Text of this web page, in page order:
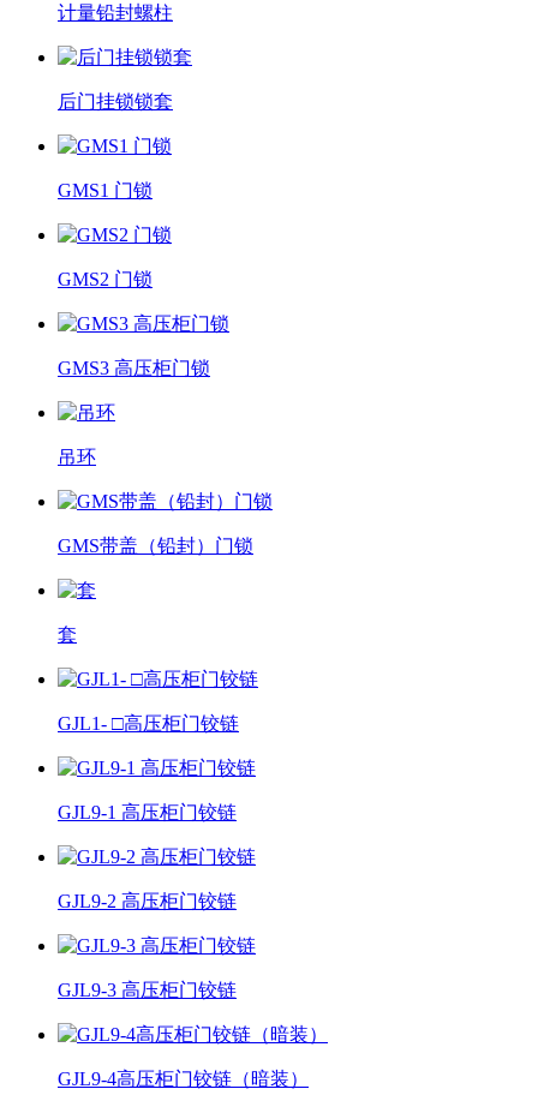
计量铅封螺柱
后门挂锁锁套
GMS1 门锁
GMS2 门锁
GMS3 高压柜门锁
吊环
GMS带盖（铅封）门锁
套
GJL1- □高压柜门铰链
GJL9-1 高压柜门铰链
GJL9-2 高压柜门铰链
GJL9-3 高压柜门铰链
GJL9-4高压柜门铰链（暗装）